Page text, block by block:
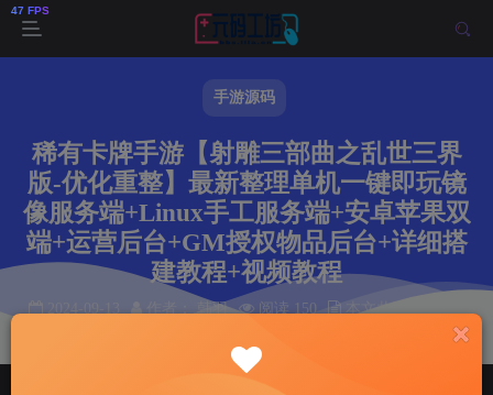
手游源码
稀有卡牌手游【射雕三部曲之乱世三界
版-优化重整】最新整理单机一键即玩镜
像服务端+Linux手工服务端+安卓苹果双
端+运营后台+GM授权物品后台+详细搭
建教程+视频教程
2024-09-13 作者： 韩羽 阅读 150
本文共计 7 个字